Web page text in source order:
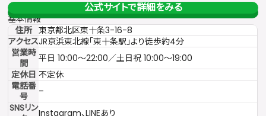
公式サイトで詳細をみる
基本情報
住所 東京都北区東十条3-16-8
アクセスJR京浜東北線「東十条駅」より徒歩約4分
営業時
間
平日 10:00〜22:00／土日祝 10:00〜19:00
定休日 不定休
電話番
号
–
SNSリンInstagram、LINEあり